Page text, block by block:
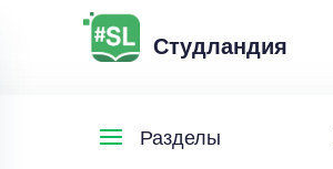
Студландия
Разделы